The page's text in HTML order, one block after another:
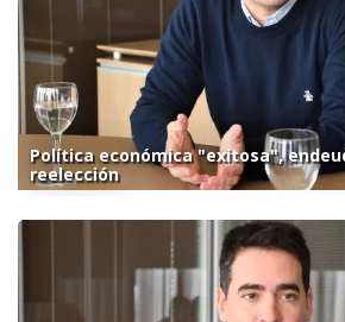
Política económica "exitosa",
reelección